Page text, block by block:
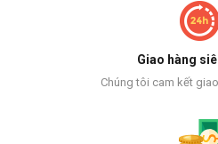
Giao hàng
Chúng tôi cam kết